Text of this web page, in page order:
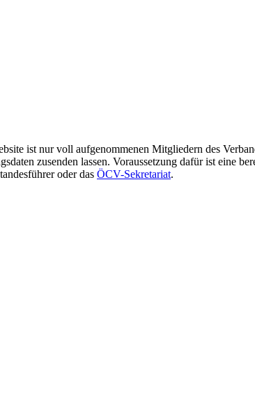
ist nur voll aufgenommenen Mitgliedern des
zusenden lassen. Voraussetzung dafür ist eine
oder das ÖCV-Sekretariat.